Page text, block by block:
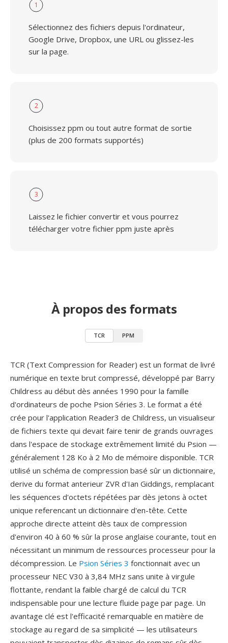
1
Sélectionnez des fichiers depuis l'ordinateur,
Google Drive, Dropbox, une URL ou glissez-les
sur la page.
2
Choisissez ppm ou tout autre format de sortie
(plus de 200 formats supportés)
3
Laissez le fichier convertir et vous pourrez
télécharger votre fichier ppm juste après
À propos des formats
TCR PPM
TCR (Text Compression for Reader) est un format de livré
numérique en texte brut compressé, développé par Barry
Childress au début dès années 1990 pour la famille
d'ordinateurs de poche Psion Séries 3. Le format a été
crée pour l'application Reader3 de Childress, un visualiseur
de fichiers texte qui devait faire tenir de grands ouvrages
dans l'espace de stockage extrêmement limité du Psion —
généralement 128 Ko à 2 Mo de mémoire disponible. TCR
utilisé un schéma de compression basé sûr un dictionnaire,
derive du format anterieur ZVR d'Ian Giddings, remplacant
les séquences d'octets répétées par dès jetons à octet
unique referencant un dictionnaire d'en-tête. Cette
approche directe atteint dès taux de compression
d'environ 40 à 60 % sûr la prose anglaise courante, tout en
nécessitant un minimum de ressources processeur pour la
décompression. Le Psion Séries 3 fonctionnait avec un
processeur NEC V30 à 3,84 MHz sans unite à virgule
flottante, rendant la faible chargé de calcul du TCR
indispensable pour une lecture fluide page par page. Un
avantage clé est l'efficacité remarquable en matière de
stockage au regard de sa simplicité — les utilisateurs